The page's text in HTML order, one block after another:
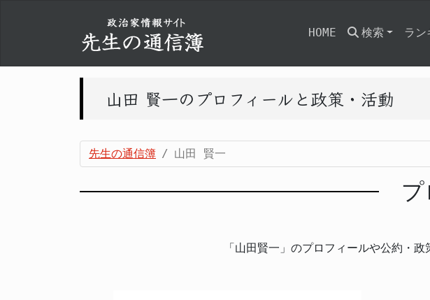
HOME 検索 ラン
山田 賢一のプロフィールと政策・活動
先生の通信簿 山田 賢一
「山田賢一」のプロフィールや公約・